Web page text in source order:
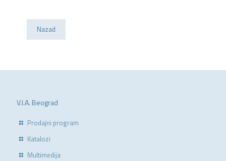
Nazad
V.I.A. Beograd
Prodajni program
Katalozi
Multimedija